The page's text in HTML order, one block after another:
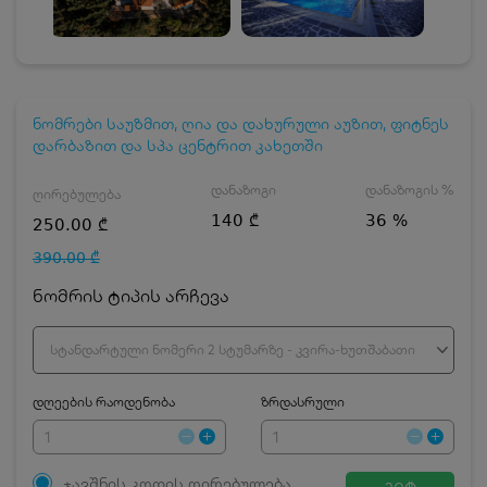
ნომრები საუზმით, ღია და დახურული აუზით, ფიტნეს
დარბაზით და სპა ცენტრით კახეთში
ღირებულება
250.00 ₾
390.00 ₾
დანაზოგი
140 ₾
დანაზოგის %
36 %
ნომრის ტიპის არჩევა
სტანდარტული ნომერი 2 სტუმარზე - კვირა-ხუთშაბათი
დღეების რაოდენობა ზრდასრული